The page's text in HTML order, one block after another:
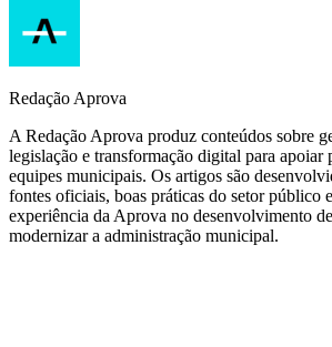
Redação Aprova
A Redação Aprova produz conteúdos sobre
legislação e transformação digital para apoiar
equipes municipais. Os artigos são
fontes oficiais, boas práticas do setor público
experiência da Aprova no desenvolvimento
modernizar a administração municipal.